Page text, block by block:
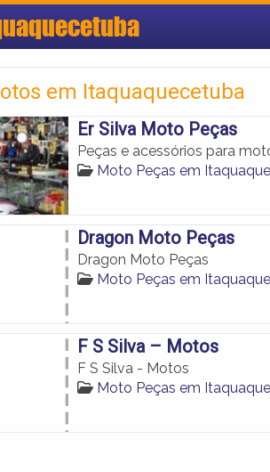
em Itaquaquecetuba
Er Silva Moto Peças
Peças e acessórios para
Moto Peças em
Dragon Moto Peças
Dragon Moto Peças
Moto Peças em
F S Silva – Motos
F S Silva - Motos
Moto Peças em